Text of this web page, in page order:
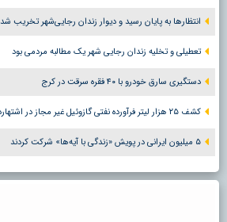
انتظارها به پایان رسید و دیوار زندان رجایی‌شهر تخریب شد
تعطیلی و تخلیه زندان رجایی شهر یک مطالبه مردمی بود
دستگیری سارق خودرو با ۴۰ فقره سرقت در کرج
کشف ۲۵ هزار لیتر فرآورده نفتی گازوئیل غیر مجاز در اشتهارد
۵ میلیون ایرانی در پویش «زندگی با آیه‌ها» شرکت کردند